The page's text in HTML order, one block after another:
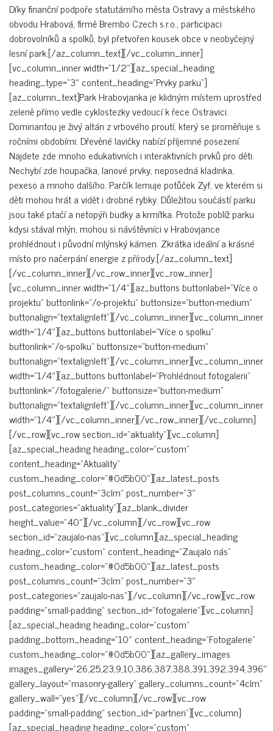
Díky finanční podpoře statutárního města Ostravy a městského
obvodu Hrabová, firmě Brembo Czech s.r.o., participaci
dobrovolníků a spolků, byl přetvořen kousek obce v neobyčejný
lesní park.[/az_column_text][/vc_column_inner]
[vc_column_inner width=“1/2″][az_special_heading
heading_type=“3″ content_heading=“Prvky parku“]
[az_column_text]Park Hrabovjanka je klidným místem uprostřed
zeleně přímo vedle cyklostezky vedoucí k řece Ostravici.
Dominantou je živý altán z vrbového proutí, který se proměňuje s
ročními obdobími. Dřevěné lavičky nabízí příjemné posezení.
Najdete zde mnoho edukativních i interaktivních prvků pro děti.
Nechybí zde houpačka, lanové prvky, neposedná kladinka,
pexeso a mnoho dalšího. Parčík lemuje potůček Zyf, ve kterém si
děti mohou hrát a vidět i drobné rybky. Důležitou součástí parku
jsou také ptačí a netopýři budky a krmítka. Protože poblíž parku
kdysi stával mlýn, mohou si návštěvníci v Hrabovjance
prohlédnout i původní mlýnský kámen. Zkrátka ideální a krásné
místo pro načerpání energie z přírody.[/az_column_text]
[/vc_column_inner][/vc_row_inner][vc_row_inner]
[vc_column_inner width=“1/4″][az_buttons buttonlabel=“Více o
projektu“ buttonlink=“/o-projektu“ buttonsize=“button-medium“
buttonalign=“textalignleft“][/vc_column_inner][vc_column_inner
width=“1/4″][az_buttons buttonlabel=“Více o spolku“
buttonlink=“/o-spolku“ buttonsize=“button-medium“
buttonalign=“textalignleft“][/vc_column_inner][vc_column_inner
width=“1/4″][az_buttons buttonlabel=“Prohlédnout fotogalerii“
buttonlink=“/fotogalerie/“ buttonsize=“button-medium“
buttonalign=“textalignleft“][/vc_column_inner][vc_column_inner
width=“1/4″][/vc_column_inner][/vc_row_inner][/vc_column]
[/vc_row][vc_row section_id=“aktuality“][vc_column]
[az_special_heading heading_color=“custom“
content_heading=“Aktuality“
custom_heading_color=“#0d5b00″][az_latest_posts
post_columns_count=“3clm“ post_number=“3″
post_categories=“aktuality“][az_blank_divider
height_value=“40″][/vc_column][/vc_row][vc_row
section_id=“zaujalo-nas“][vc_column][az_special_heading
heading_color=“custom“ content_heading=“Zaujalo nás“
custom_heading_color=“#0d5b00″][az_latest_posts
post_columns_count=“3clm“ post_number=“3″
post_categories=“zaujalo-nas“][/vc_column][/vc_row][vc_row
padding=“small-padding“ section_id=“fotogalerie“][vc_column]
[az_special_heading heading_color=“custom“
padding_bottom_heading=“10″ content_heading=“Fotogalerie“
custom_heading_color=“#0d5b00″][az_gallery_images
images_gallery=“26,25,23,9,10,386,387,388,391,392,394,396″
gallery_layout=“masonry-gallery“ gallery_columns_count=“4clm“
gallery_wall=“yes“][/vc_column][/vc_row][vc_row
padding=“small-padding“ section_id=“partneri“][vc_column]
[az_special_heading heading_color=“custom“